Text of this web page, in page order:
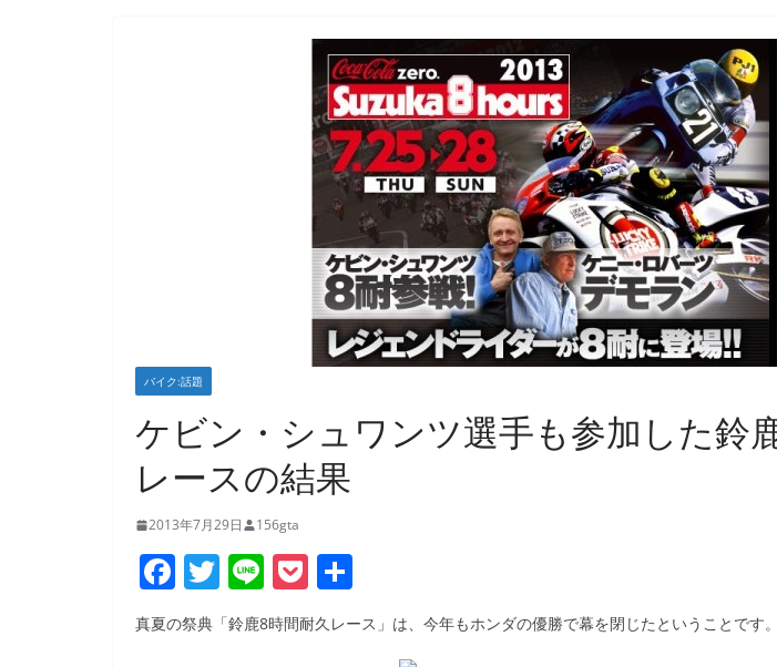
バイク:話題
ケビン・シュワンツ選手も参加した鈴
レースの結果
2013年7月29日 156gta
F
a
c
T
w
itt
Li
n
e
P
o
ck
有
真夏の祭典「鈴鹿8時間耐久レース」は、今年もホンダの優勝で幕を閉じたということです。